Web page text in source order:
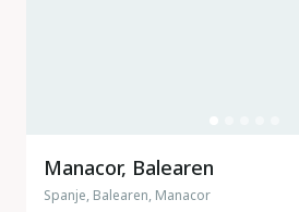
Manacor, Balearen
Spanje, Balearen, Manacor